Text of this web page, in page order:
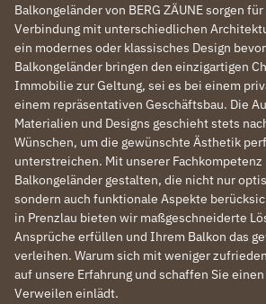
Balkongeländer von BERG ZÄUNE sorgen
Verbindung mit unterschiedlichen
ein modernes oder klassisches Design
Balkongeländer bringen den einzigartigen
Immobilie zur Geltung, sei es bei einem
einem repräsentativen Geschäftsbau. Die
Materialien und Designs geschieht stets
Wünschen, um die gewünschte Ästhetik
unterstreichen. Mit unserer Fachkompetenz
Balkongeländer gestalten, die nicht nur
sondern auch funktionale Aspekte
in Prenzlau bieten wir maßgeschneiderte
Ansprüche erfüllen und Ihrem Balkon das
verleihen. Warum sich mit weniger
auf unsere Erfahrung und schaffen Sie
Verweilen einlädt.